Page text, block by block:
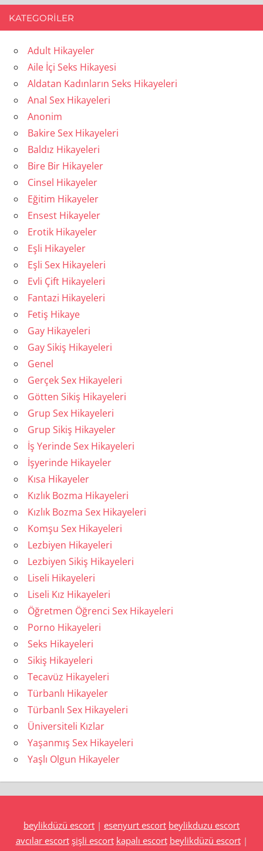
KATEGORILER
Adult Hikayeler
Aile İçi Seks Hikayesi
Aldatan Kadınların Seks Hikayeleri
Anal Sex Hikayeleri
Anonim
Bakire Sex Hikayeleri
Baldız Hikayeleri
Bire Bir Hikayeler
Cinsel Hikayeler
Eğitim Hikayeler
Ensest Hikayeler
Erotik Hikayeler
Eşli Hikayeler
Eşli Sex Hikayeleri
Evli Çift Hikayeleri
Fantazi Hikayeleri
Fetiş Hikaye
Gay Hikayeleri
Gay Sikiş Hikayeleri
Genel
Gerçek Sex Hikayeleri
Götten Sikiş Hikayeleri
Grup Sex Hikayeleri
Grup Sikiş Hikayeler
İş Yerinde Sex Hikayeleri
İşyerinde Hikayeler
Kısa Hikayeler
Kızlık Bozma Hikayeleri
Kızlık Bozma Sex Hikayeleri
Komşu Sex Hikayeleri
Lezbiyen Hikayeleri
Lezbiyen Sikiş Hikayeleri
Liseli Hikayeleri
Liseli Kız Hikayeleri
Öğretmen Öğrenci Sex Hikayeleri
Porno Hikayeleri
Seks Hikayeleri
Sikiş Hikayeleri
Tecavüz Hikayeleri
Türbanlı Hikayeler
Türbanlı Sex Hikayeleri
Üniversiteli Kızlar
Yaşanmış Sex Hikayeleri
Yaşlı Olgun Hikayeler
beylikdüzü escort | esenyurt escort beylikduzu escort
avcılar escort şişli escort kapalı escort beylikdüzü escort|